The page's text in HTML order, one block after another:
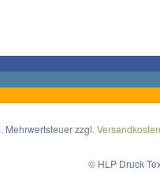
Mehrwertsteuer zzgl. Versandkosten
© HLP Druck